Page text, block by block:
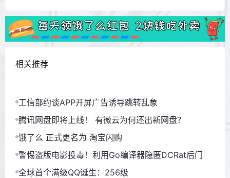
相关推荐
工信部约谈APP开屏广告诱导跳转乱象
腾讯网盘即将上线！ 有微云为何还出新网盘？
饿了么 正式更名为 淘宝闪购
警惕盗版电影投毒！利用Go编译器隐匿DCRat后门
全球首个满级QQ诞生：256级